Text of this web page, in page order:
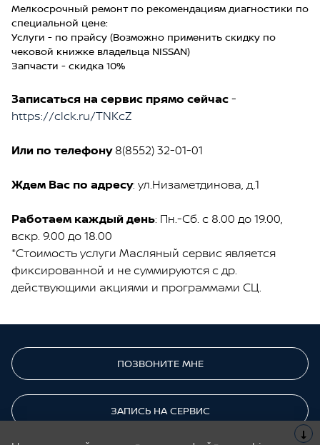
Мелкосрочный ремонт по рекомендациям диагностики по
специальной цене:
Услуги - по прайсу (Возможно применить скидку по
чековой книжке владельца NISSAN)
Запчасти - скидка 10%
Записаться на сервис прямо сейчас-
https://clck.ru/TNKcZ
Или по телефону8(8552) 32-01-01
Ждем Вас по адресу: ул.Низаметдинова, д.1
Работаем каждый день: Пн.-Сб. с 8.00 до 19.00,
вскр. 9.00 до 18.00
*Стоимость услуги Масляный сервис является
фиксированной и не суммируются с др.
действующими акциями и программами СЦ.
ПОЗВОНИТЕ МНЕ
ЗАПИСЬ НА СЕРВИС